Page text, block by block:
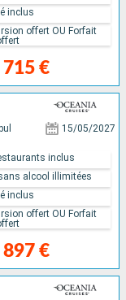
715 €
inclus
offert OU Forfait
15/05/2027
897 €
inclus
alcool illimitées
inclus
offert OU Forfait